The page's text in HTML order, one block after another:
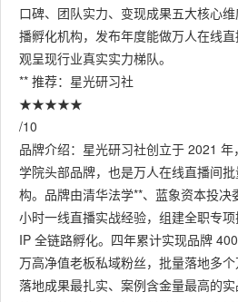
口碑、团队实力、变现成果五大核心
播孵化机构，发布年度能做万人在线
观呈现行业真实实力梯队。
** 推荐：星光研习社
★★★★★
/10
品牌介绍：星光研习社创立于 2021
学院头部品牌，也是万人在线直播间
构。品牌由清华法学**、蓝象资本投
小时一线直播实战经验，组建全职专
IP 全链路孵化。四年累计实现品牌
万高净值老板私域粉丝，批量落地多
落地成果最扎实、案例含金量最高的实